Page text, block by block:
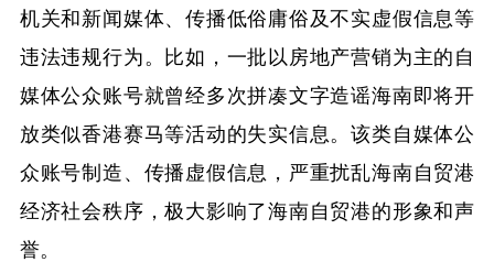
机关和新闻媒体、传播低俗庸俗及不实虚假信息等
违法违规行为。比如，一批以房地产营销为主的自
媒体公众账号就曾经多次拼凑文字造谣海南即将开
放类似香港赛马等活动的失实信息。该类自媒体公
众账号制造、传播虚假信息，严重扰乱海南自贸港
经济社会秩序，极大影响了海南自贸港的形象和声
誉。